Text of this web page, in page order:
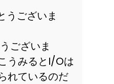
ございま
ざいま
うみると I/Oは
れているのだ